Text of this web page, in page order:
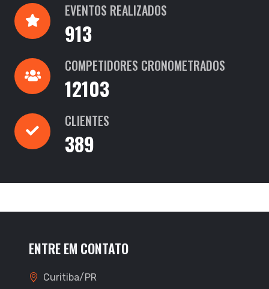
EVENTOS REALIZADOS
913
COMPETIDORES CRONOMETRADOS
12103
CLIENTES
389
ENTRE EM CONTATO
Curitiba/PR